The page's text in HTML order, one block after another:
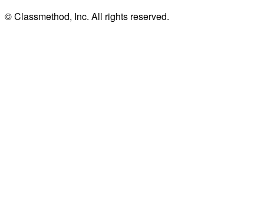
© Classmethod, Inc. All rights reserved.